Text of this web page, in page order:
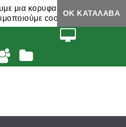
μια κορυφαία εμπειρία,
cookies.
ΟΚ ΚΑΤΆΛΑΒΑ